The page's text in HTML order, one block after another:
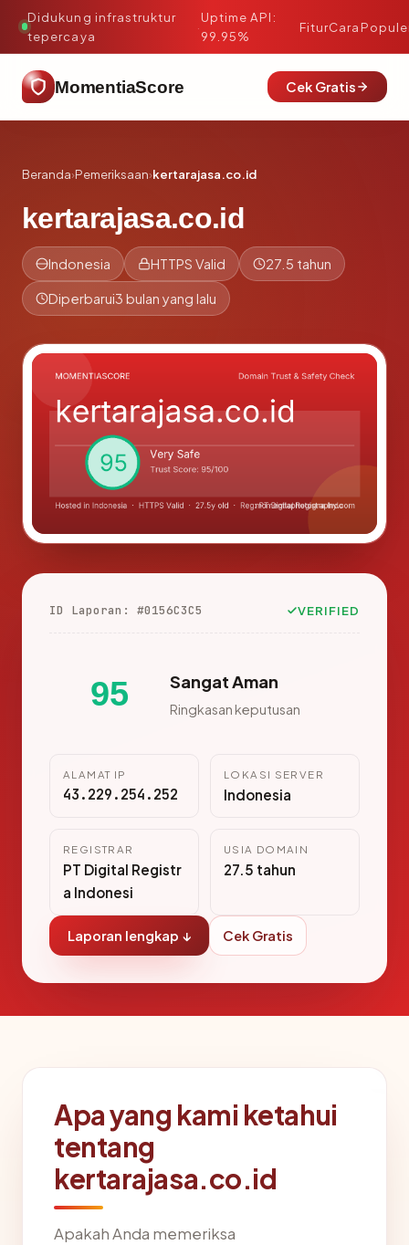
Didukung infrastruktur
tepercaya
·
Uptime API:
99.95%
FiturCara
MomentiaScore Cek Gratis
Beranda›Pemeriksaan›kertarajasa.co.id
kertarajasa.co.id
Indonesia HTTPS Valid 27.5 tahun
Diperbarui3 bulan yang lalu
ID Laporan: #0156C3C5 VERIFIED
95 Sangat Aman
Ringkasan keputusan
ALAMAT IP
43.229.254.252
LOKASI SERVER
Indonesia
REGISTRAR
PT Digital Registr
a Indonesi
USIA DOMAIN
27.5 tahun
Laporan lengkap ↓ Cek Gratis
Apa yang kami ketahui
tentang
kertarajasa.co.id
Apakah Anda memeriksa